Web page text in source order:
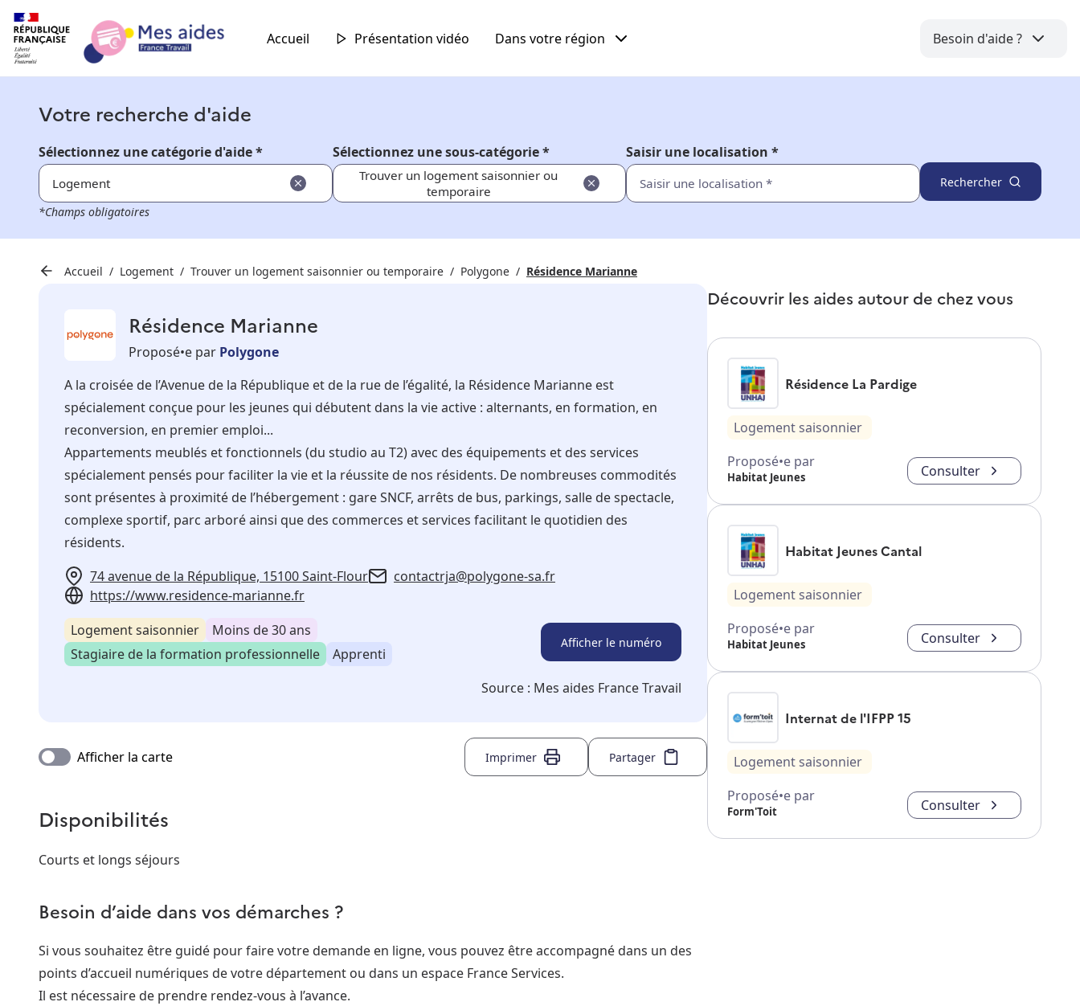
Accueil Présentation vidéo Dans votre région Besoin d'aide ?
Votre recherche d'aide
Sélectionnez une catégorie d'aide *
Logement
Sélectionnez une sous-catégorie *
Trouver un logement saisonnier ou
temporaire
Saisir une localisation *
Rechercher
*Champs obligatoires
Accueil Logement Trouver un logement saisonnier ou temporaire Polygone Résidence Marianne
Résidence Marianne
Proposé•e par Polygone
A la croisée de l’Avenue de la République et de la rue de l’égalité, la Résidence Marianne est
spécialement conçue pour les jeunes qui débutent dans la vie active : alternants, en formation, en
reconversion, en premier emploi...
Appartements meublés et fonctionnels (du studio au T2) avec des équipements et des services
spécialement pensés pour faciliter la vie et la réussite de nos résidents. De nombreuses commodités
sont présentes à proximité de l’hébergement : gare SNCF, arrêts de bus, parkings, salle de spectacle,
complexe sportif, parc arboré ainsi que des commerces et services facilitant le quotidien des
résidents.
74 avenue de la République, 15100 Saint-Flour
contactrja@polygone-sa.fr
https://www.residence-marianne.fr
Logement saisonnier
Moins de 30 ans
Stagiaire de la formation professionnelle
Apprenti
Afficher le numéro
Source : Mes aides France Travail
Afficher la carte Imprimer Partager
Disponibilités
Courts et longs séjours
Besoin d’aide dans vos démarches ?
Si vous souhaitez être guidé pour faire votre demande en ligne, vous pouvez être accompagné dans un des
points d’accueil numériques de votre département ou dans un espace France Services.
Il est nécessaire de prendre rendez-vous à l’avance.
Découvrir les aides autour de chez vous
Résidence La Pardige
Logement saisonnier
Proposé•e par
Habitat Jeunes Consulter
Habitat Jeunes Cantal
Logement saisonnier
Proposé•e par
Habitat Jeunes Consulter
Internat de l'IFPP 15
Logement saisonnier
Proposé•e par
Form'Toit Consulter